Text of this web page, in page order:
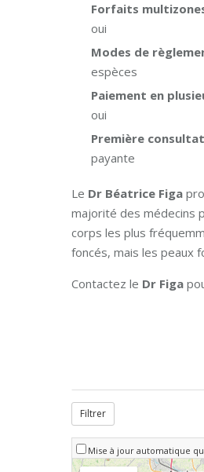
Forfaits
oui
Modes de
espèces
Paiement en
oui
Première
payante
Le Dr Béatrice Figa
majorité des médecins
corps les plus
foncés, mais les peaux
Contactez le Dr Figa
Filtrer
Mise à jour automatique